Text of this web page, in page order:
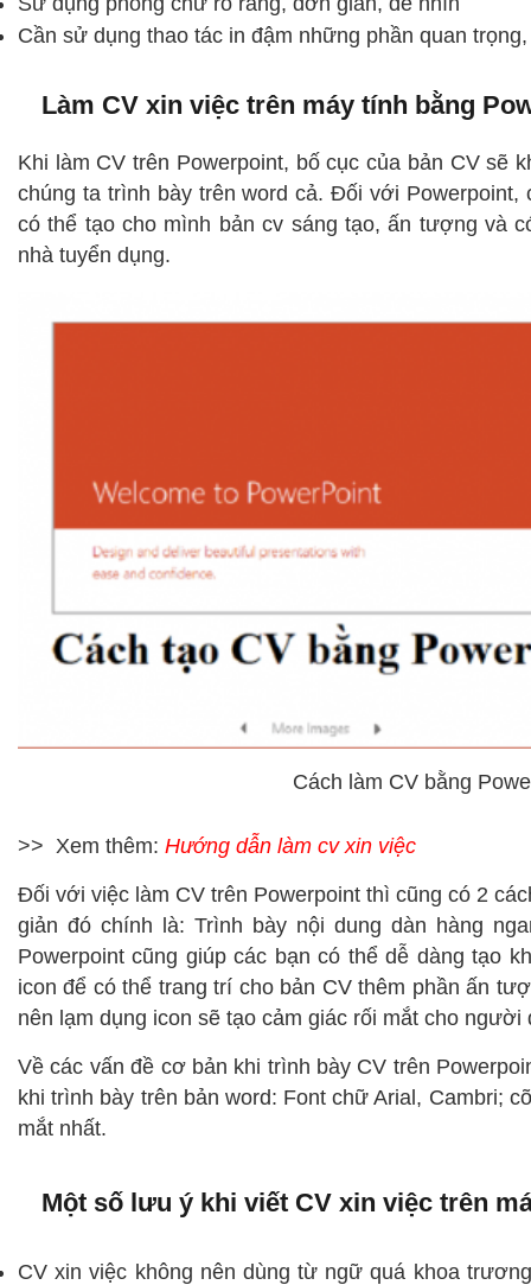
Cần sử dụng thao tác in đậm những phần quan
Làm CV xin việc trên máy tính bằng
Khi làm CV trên Powerpoint, bố cục của bản CV sẽ
chúng ta trình bày trên word cả. Đối với Powerpoint,
có thể tạo cho mình bản cv sáng tạo, ấn tượng và
nhà tuyển dụng.
Cách làm CV bằng
>> Xem thêm: Hướng dẫn làm cv xin việc
Đối với việc làm CV trên Powerpoint thì cũng có 2
giản đó chính là: Trình bày nội dung dàn hàng
Powerpoint cũng giúp các bạn có thể dễ dàng tạo
icon để có thể trang trí cho bản CV thêm phần ấn
nên lạm dụng icon sẽ tạo cảm giác rối mắt cho người
Về các vấn đề cơ bản khi trình bày CV trên
khi trình bày trên bản word: Font chữ Arial, Cambri;
mắt nhất.
Một số lưu ý khi viết CV xin việc trên
CV xin việc không nên dùng từ ngữ quá khoa